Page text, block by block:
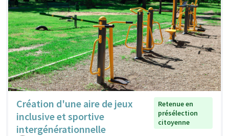
Création d'une aire de jeux
inclusive et sportive
intergénérationnelle
Retenue en
présélection
citoyenne